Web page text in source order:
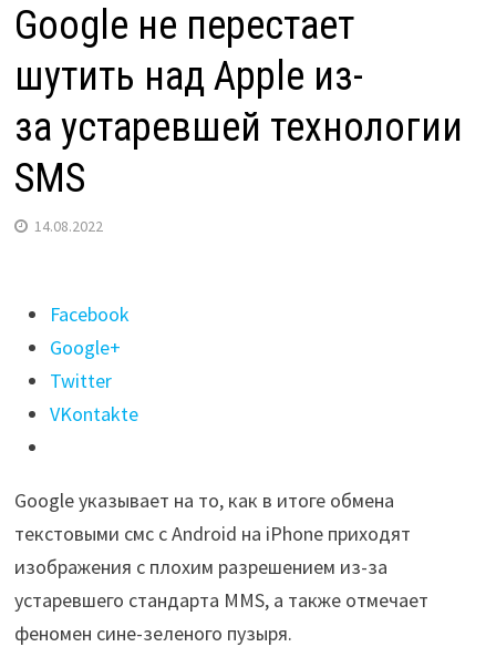
Google не перестает
шутить над Apple из-
за устаревшей технологии
SMS
14.08.2022
Поделиться
"Google
не
перестает
шутить
из-
за устаревшей
технологии
SMS"
Facebook
Google+
Twitter
VKontakte
Google указывает на то, как в итоге обмена
текстовыми смс с Android на iPhone приходят
изображения с плохим разрешением из-за
устаревшего стандарта MMS, а также отмечает
феномен сине-зеленого пузыря.